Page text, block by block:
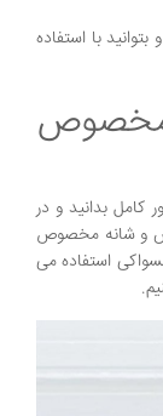
بتوانید با استفاده
مخصوص
کامل بدانید و در
و شانه مخصوص
استفاده می